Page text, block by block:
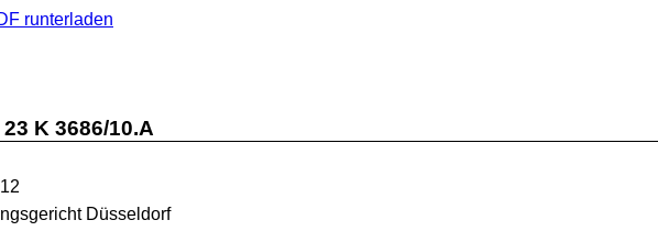
runterladen
K 3686/10.A
Düsseldorf